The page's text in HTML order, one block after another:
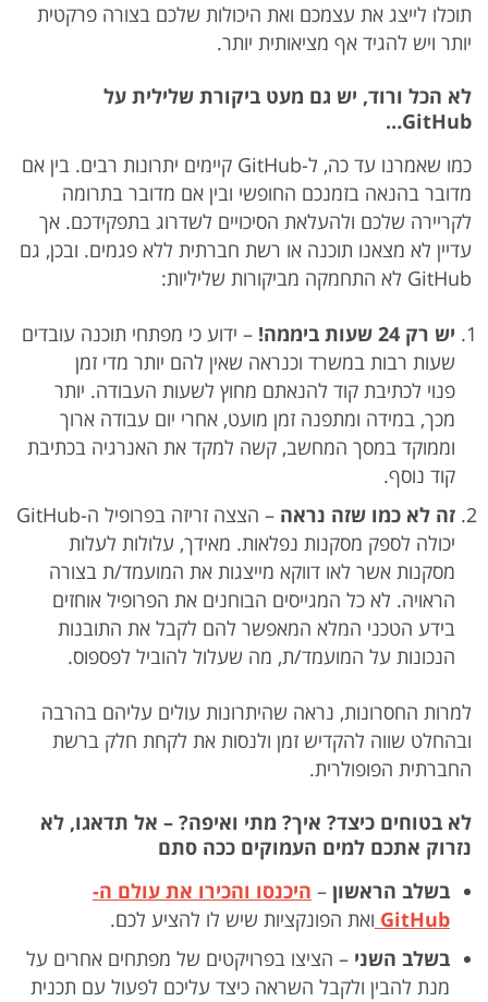
תוכלו לייצג את עצמכם ואת היכולות שלכם בצורה פרקטית
יותר ויש להגיד אף מציאותית יותר.
לא הכל ורוד, יש גם מעט ביקורת שלילית על
GitHub…
כמו שאמרנו עד כה, ל-GitHub קיימים יתרונות רבים. בין אם
מדובר בהנאה בזמנכם החופשי ובין אם מדובר בתרומה
לקריירה שלכם ולהעלאת הסיכויים לשדרוג בתפקידכם. אך
עדיין לא מצאנו תוכנה או רשת חברתית ללא פגמים. ובכן, גם
GitHub לא התחמקה מביקורות שליליות:
יש רק 24 שעות ביממה!
– ידוע כי מפתחי תוכנה עובדים
שעות רבות במשרד וכנראה שאין להם יותר מדי זמן
פנוי לכתיבת קוד להנאתם מחוץ לשעות העבודה. יותר
מכך, במידה ומתפנה זמן מועט, אחרי יום עבודה ארוך
וממוקד במסך המחשב, קשה למקד את האנרגיה בכתיבת
קוד נוסף.
זה לא כמו שזה נראה
– הצצה זריזה בפרופיל ה-GitHub
יכולה לספק מסקנות נפלאות. מאידך, עלולות לעלות
מסקנות אשר לאו דווקא מייצגות את המועמד/ת בצורה
הראויה. לא כל המגייסים הבוחנים את הפרופיל אוחזים
בידע הטכני המלא המאפשר להם לקבל את התובנות
הנכונות על המועמד/ת, מה שעלול להוביל לפספוס.
למרות החסרונות, נראה שהיתרונות עולים עליהם בהרבה
ובהחלט שווה להקדיש זמן ולנסות את לקחת חלק ברשת
החברתית הפופולרית.
לא בטוחים כיצד? איך? מתי ואיפה? – אל תדאגו, לא
נזרוק אתכם למים העמוקים ככה סתם
בשלב הראשון – היכנסו והכירו את עולם ה-
GitHub ואת הפונקציות שיש לו להציע לכם.
בשלב השני – הציצו בפרויקטים של מפתחים אחרים על
מנת להבין ולקבל השראה כיצד עליכם לפעול עם תכנית